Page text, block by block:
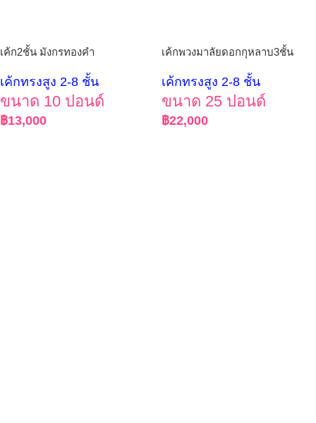
เค้ก2ชั้น มังกรทองคำ
เค้กทรงสูง 2-8 ชั้น
ขนาด 10 ปอนด์
฿13,000
เค้กพวงมาลัยดอกกุหลาบ3ชั้น
เค้กทรงสูง 2-8 ชั้น
ขนาด 25 ปอนด์
฿22,000